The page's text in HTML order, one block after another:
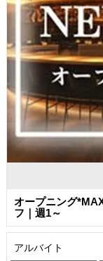
オープニング
フ｜週1～
アルバイト